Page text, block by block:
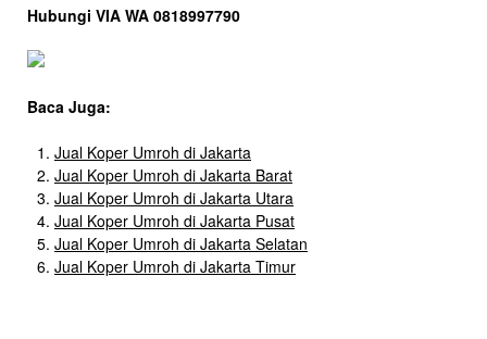
Hubungi VIA WA 0818997790
Baca Juga:
Jual Koper Umroh di Jakarta
Jual Koper Umroh di Jakarta Barat
Jual Koper Umroh di Jakarta Utara
Jual Koper Umroh di Jakarta Pusat
Jual Koper Umroh di Jakarta Selatan
Jual Koper Umroh di Jakarta Timur